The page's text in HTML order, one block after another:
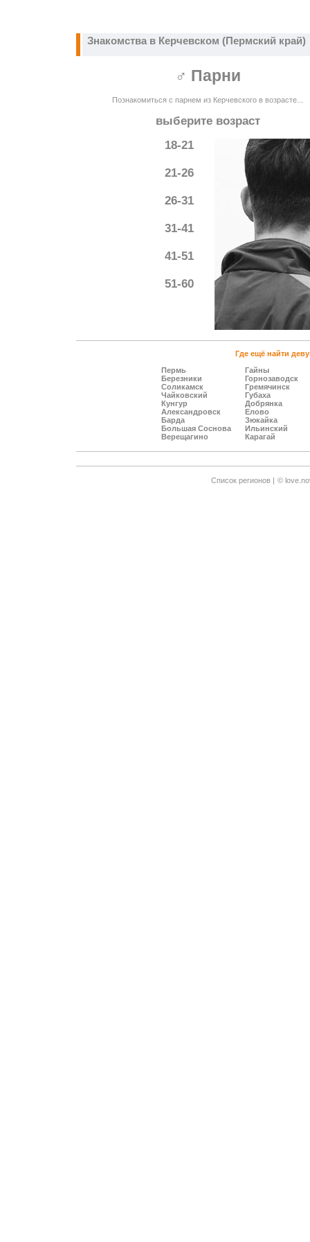
Знакомства в Керчевском (Пермский край)
♂ Парни
Познакомиться с парнем из Керчевского в возрасте...
выберите возраст
18-21
21-26
26-31
31-41
41-51
51-60
Где ещё найти
Пермь
Березники
Соликамск
Чайковский
Кунгур
Александровск
Барда
Большая Соснова
Верещагино
Гайны
Горнозаводск
Гремячинск
Губаха
Добрянка
Елово
Зюкайка
Ильинский
Карагай
Cписок регионов | ©